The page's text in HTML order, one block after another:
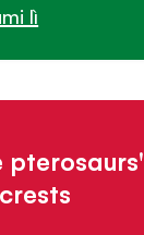
lì
pterosaurs'